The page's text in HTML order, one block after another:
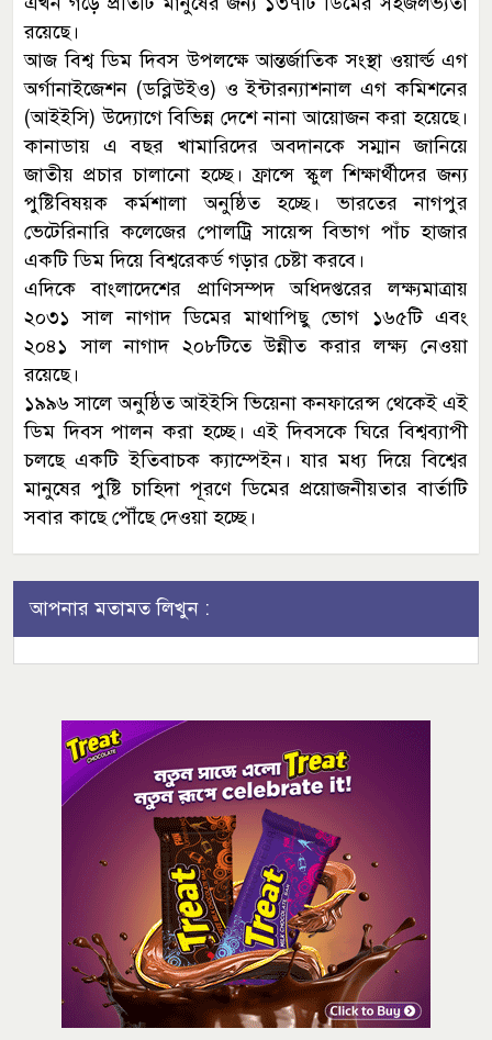
রয়েছে।
আজ বিশ্ব ডিম দিবস উপলক্ষে আন্তর্জাতিক সংস্থা ওয়ার্ল্ড এগ
অর্গানাইজেশন (ডব্লিউইও) ও ইন্টারন্যাশনাল এগ কমিশনের
(আইইসি) উদ্যোগে বিভিন্ন দেশে নানা আয়োজন করা হয়েছে।
কানাডায় এ বছর খামারিদের অবদানকে সম্মান জানিয়ে
জাতীয় প্রচার চালানো হচ্ছে। ফ্রান্সে স্কুল শিক্ষার্থীদের জন্য
পুষ্টিবিষয়ক কর্মশালা অনুষ্ঠিত হচ্ছে। ভারতের নাগপুর
ভেটেরিনারি কলেজের পোলট্রি সায়েন্স বিভাগ পাঁচ হাজার
একটি ডিম দিয়ে বিশ্বরেকর্ড গড়ার চেষ্টা করবে।
এদিকে বাংলাদেশের প্রাণিসম্পদ অধিদপ্তরের লক্ষ্যমাত্রায়
২০৩১ সাল নাগাদ ডিমের মাথাপিছু ভোগ ১৬৫টি এবং
২০৪১ সাল নাগাদ ২০৮টিতে উন্নীত করার লক্ষ্য নেওয়া
রয়েছে।
১৯৯৬ সালে অনুষ্ঠিত আইইসি ভিয়েনা কনফারেন্স থেকেই এই
ডিম দিবস পালন করা হচ্ছে। এই দিবসকে ঘিরে বিশ্বব্যাপী
চলছে একটি ইতিবাচক ক্যাম্পেইন। যার মধ্য দিয়ে বিশ্বের
মানুষের পুষ্টি চাহিদা পূরণে ডিমের প্রয়োজনীয়তার বার্তাটি
সবার কাছে পৌঁছে দেওয়া হচ্ছে।
আপনার মতামত লিখুন :